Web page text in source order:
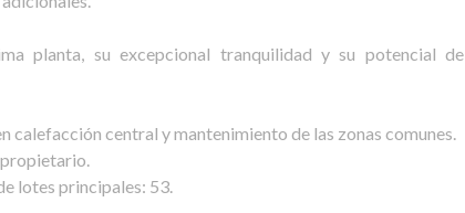
planta, su excepcional tranquilidad y su potencial de
calefacción central y mantenimiento de las zonas comunes.
propietario.
lotes principales: 53.